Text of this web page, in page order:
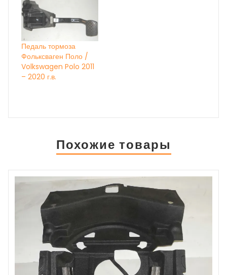
Педаль тормоза
Фольксваген Поло /
Volkswagen Polo 2011
– 2020 г.в.
Похожие товары